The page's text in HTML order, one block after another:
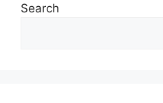
Search